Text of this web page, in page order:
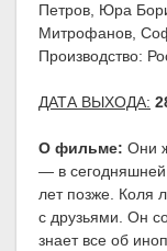
Петров, Юра
Митрофанов,
Производство:
ДАТА ВЫХОДА:
О фильме: Они
— в
лет позже. Коля
с друзьями. Он
знает все об